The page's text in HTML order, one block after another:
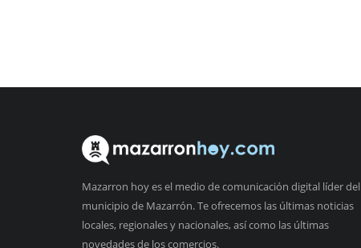
Mazarron hoy es el medio de comunicación digital líder del
municipio de Mazarrón. Te ofrecemos las últimas noticias
locales, regionales y nacionales, así como las últimas
novedades de los comercios.